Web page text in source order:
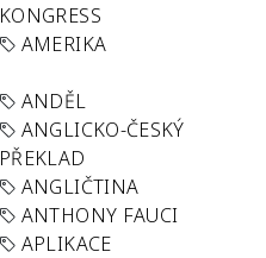
KONGRESS
AMERIKA
ANDĚL
ANGLICKO-ČESKÝ
PŘEKLAD
ANGLIČTINA
ANTHONY FAUCI
APLIKACE